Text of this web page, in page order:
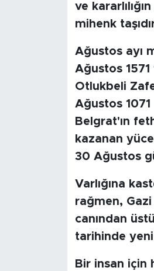
ve
mihenk
Ağustos ayı
Ağustos 1571
Otlukbeli
Ağustos
Belgrat'ın
kazanan
30 Ağustos
Varlığına
rağmen,
canından
tarihinde
Bir insan için
POLİTİKA
KÜLTÜR SANAT
TARİHTEN GÜNÜMÜZE